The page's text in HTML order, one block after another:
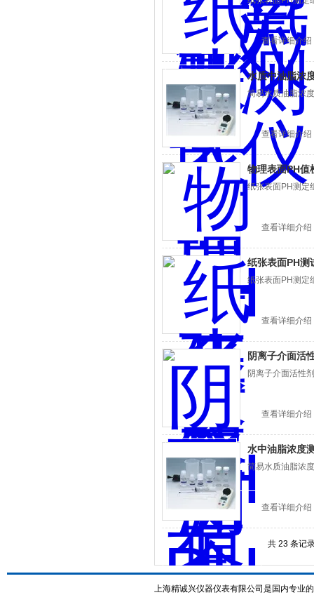
查看详细介绍
水质中油脂浓
简易水质油脂浓
查看详细介绍
物理表面PH值
纸张表面PH测定
查看详细介绍
纸张表面PH测
纸张表面PH测定
查看详细介绍
阴离子介面活
阴离子介面活性
查看详细介绍
水中油脂浓度
简易水质油脂浓
查看详细介绍
共 23 条记
上海精诚兴仪器仪表有限公司是国内专业